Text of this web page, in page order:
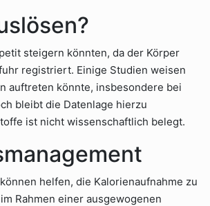
steigern könnten, da der Körper
registriert. Einige Studien weisen
auftreten könnte, insbesondere bei
bleibt die Datenlage hierzu
ist nicht wissenschaftlich belegt.
helfen, die Kalorienaufnahme zu
Rahmen einer ausgewogenen